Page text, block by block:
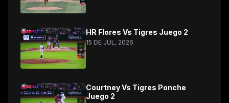
HR Flores Vs Tigres Juego 2
15 DE JUL, 2026
Courtney Vs Tigres Ponche
Juego 2